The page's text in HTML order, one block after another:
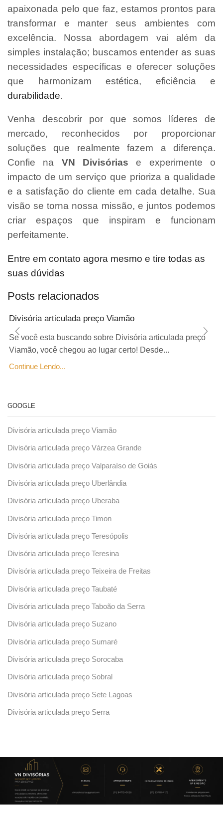
apaixonada pelo que faz, estamos prontos para
transformar e manter seus ambientes com
excelência. Nossa abordagem vai além da
simples instalação; buscamos entender as suas
necessidades específicas e oferecer soluções
que harmonizam estética, eficiência e
durabilidade.
Venha descobrir por que somos líderes de
mercado, reconhecidos por proporcionar
soluções que realmente fazem a diferença.
Confie na VN Divisórias e experimente o
impacto de um serviço que prioriza a qualidade
e a satisfação do cliente em cada detalhe. Sua
visão se torna nossa missão, e juntos podemos
criar espaços que inspiram e funcionam
perfeitamente.
Entre em contato agora mesmo e tire todas as
suas dúvidas
Posts relacionados
Divisória articulada preço Viamão
Se você esta buscando sobre Divisória articulada preço
Viamão, você chegou ao lugar certo! Desde...
Continue Lendo...
GOOGLE
Divisória articulada preço Viamão
Divisória articulada preço Várzea Grande
Divisória articulada preço Valparaíso de Goiás
Divisória articulada preço Uberlândia
Divisória articulada preço Uberaba
Divisória articulada preço Timon
Divisória articulada preço Teresópolis
Divisória articulada preço Teresina
Divisória articulada preço Teixeira de Freitas
Divisória articulada preço Taubaté
Divisória articulada preço Taboão da Serra
Divisória articulada preço Suzano
Divisória articulada preço Sumaré
Divisória articulada preço Sorocaba
Divisória articulada preço Sobral
Divisória articulada preço Sete Lagoas
Divisória articulada preço Serra